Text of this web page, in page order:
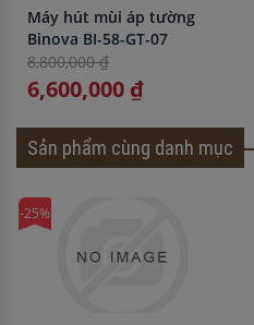
Máy hút mùi áp tường
Binova BI-58-GT-07
8,800,000 ₫
6,600,000 ₫
Sản phẩm cùng danh mục
-25%